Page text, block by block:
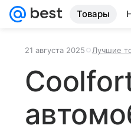
Товары
21 августа 2025 Лучшие